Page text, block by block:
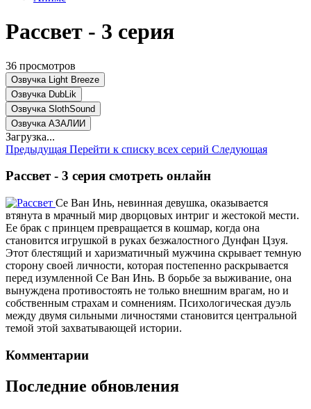
Рассвет - 3 серия
36 просмотров
Озвучка Light Breeze
Озвучка DubLik
Озвучка SlothSound
Озвучка АЗАЛИИ
Загрузка...
Предыдущая Перейти к списку всех серий Следующая
Рассвет - 3 серия смотреть онлайн
Се Ван Инь, невинная девушка, оказывается
втянута в мрачный мир дворцовых интриг и жестокой мести.
Ее брак с принцем превращается в кошмар, когда она
становится игрушкой в руках безжалостного Дунфан Цзуя.
Этот блестящий и харизматичный мужчина скрывает темную
сторону своей личности, которая постепенно раскрывается
перед изумленной Се Ван Инь. В борьбе за выживание, она
вынуждена противостоять не только внешним врагам, но и
собственным страхам и сомнениям. Психологическая дуэль
между двумя сильными личностями становится центральной
темой этой захватывающей истории.
Комментарии
Последние обновления